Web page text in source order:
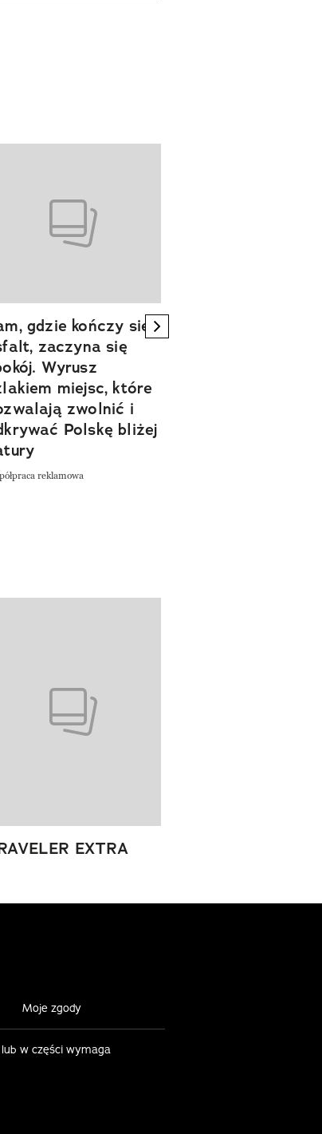
gdzie kończy się
zaczyna się
Wyrusz
miejsc, które
zwolnić i
Polskę bliżej
reklamowa
next element
EXTRA
Moje zgody
lub w części wymaga